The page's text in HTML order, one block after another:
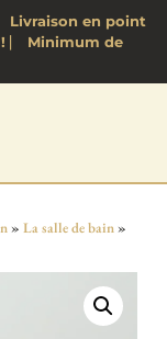
Livraison en point
⎸ Minimum de
» La salle de bain»